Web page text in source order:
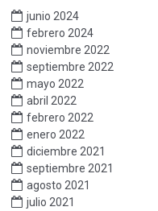
junio 2024
febrero 2024
noviembre 2022
septiembre 2022
mayo 2022
abril 2022
febrero 2022
enero 2022
diciembre 2021
septiembre 2021
agosto 2021
julio 2021